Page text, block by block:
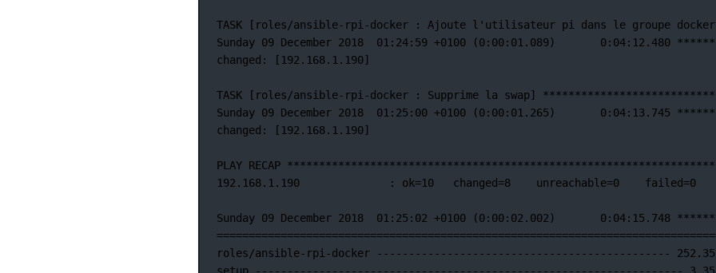
TASK [roles/ansible-rpi-docker : Ajoute l'utilisateur pi dans le groupe
Sunday 09 December 2018 01:24:59 +0100 (0:00:01.089)       0:04:12.480
changed:
[192.168.1.190]
TASK [roles/ansible-rpi-docker : Supprime la swap]
Sunday 09 December 2018 01:25:00 +0100 (0:00:01.265)       0:04:13.745
changed:
[192.168.1.190]
PLAY RECAP
192.168.1.190
: ok=10 changed=8 unreachable=0 failed=0
Sunday 09 December 2018 01:25:02 +0100 (0:00:02.002)       0:04:15.748
roles/ansible-rpi-docker
----------------------------------------------